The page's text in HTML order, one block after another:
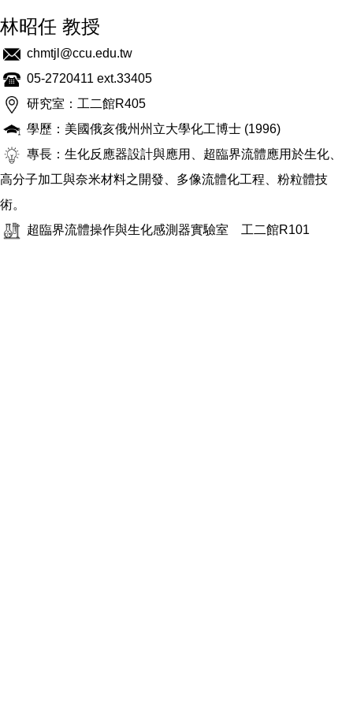
林昭任 教授
chmtjl@ccu.edu.tw
05-2720411 ext.33405
研究室：工二館R405
學歷：美國俄亥俄州州立大學化工博士 (1996)
專長：生化反應器設計與應用、超臨界流體應用於生化、
高分子加工與奈米材料之開發、多像流體化工程、粉粒體技
術。
超臨界流體操作與生化感測器實驗室 工二館R101